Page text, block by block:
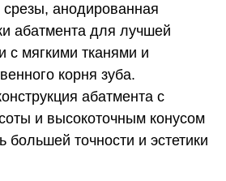
анодированная
абатмента для лучшей
с мягкими тканями и
корня зуба.
абатмента с
и высокоточным конусом
большей точности и эстетики